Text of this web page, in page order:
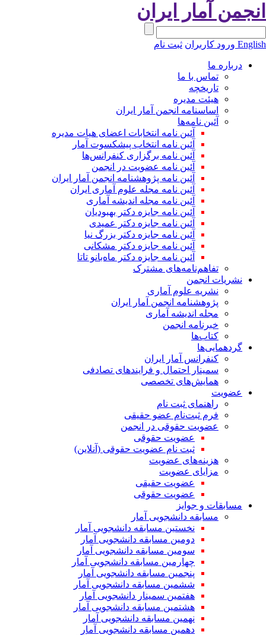
آمار ایران
ورود کاربران ثبت نام
درباره ما
تماس با ما
تاریخچه
هیئت مدیره
اساسنامه انجمن آمار ایران
آئین نامه‌ها
آئین نامه انتخابات اعضای هیات مدیره
آئین نامه انتخاب پیشکسوت آمار
آئین نامه برگزاری کنفرانس‌ها
آئین نامه عضویت در انجمن
آئین نامه پژوهشنامه انجمن آمار ایران
آئین نامه مجله علوم آماری ایران
آئین نامه مجله اندیشه آماری
آئین‌ نامه جایزه دکتر بهبودیان
آئین نامه جایزه دکتر عمیدی
آئین نامه جایزه دکتر بزرگ نیا
آئین نامه جایزه دکتر مشکانی
آئین نامه جایزه دکتر ماه‌بانو تاتا
تفاهم‌نامه‌های مشترک
نشریات انجمن
نشریه علوم آماری
پژوهشنامه انجمن آمار ایران
مجله اندیشه آماری
خبرنامه انجمن
کتاب‌ها
گردهمایی‌ها
کنفرانس آمار ایران
سمینار احتمال و فرایندهای تصادفی
همایش‌های تخصصی
عضویت
راهنمای ثبت نام
فرم ثبت‌نام عضو حقیقی
عضویت حقوقی در انجمن
عضویت حقوقی
ثبت نام عضویت حقوقی (آنلاین)
هزینه‌های عضویت
مزایای عضویت
عضویت حقیقی
عضویت حقوقی
مسابقات و جوایز
مسابقه دانشجویی آمار
نخستین مسابقه دانشجویی آمار
دومین مسابقه دانشجویی آمار
سومین مسابقه دانشجویی آمار
چهارمین مسابقه دانشجویی آمار
پنجمین مسابقه دانشجویی آمار
ششمین مسابقه دانشجویی آمار
هفتمین سمینار دانشجویی آمار
هشتمین مسابقه دانشجویی آمار
نهمین مسابقه دانشجویی آمار
دهمین مسابقه دانشجویی آمار